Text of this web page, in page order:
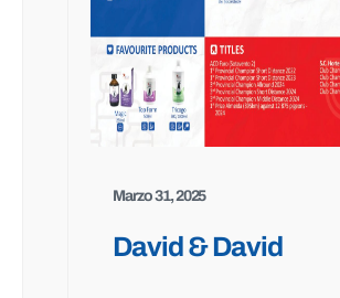
Marzo 31, 2025
David & David